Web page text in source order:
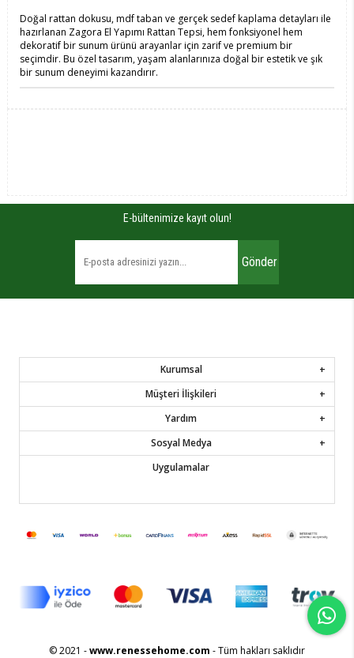
Doğal rattan dokusu, mdf taban ve gerçek sedef kaplama detayları ile
hazırlanan Zagora El Yapımı Rattan Tepsi, hem fonksiyonel hem
dekoratif bir sunum ürünü arayanlar için zarif ve premium bir
seçimdir. Bu özel tasarım, yaşam alanlarınıza doğal bir estetik ve şık
bir sunum deneyimi kazandırır.
E-bültenimize kayıt olun!
Gönder
Kurumsal
Müşteri İlişkileri
Yardım
Sosyal Medya
Uygulamalar
© 2021 -www.renessehome.com - Tüm hakları saklıdır